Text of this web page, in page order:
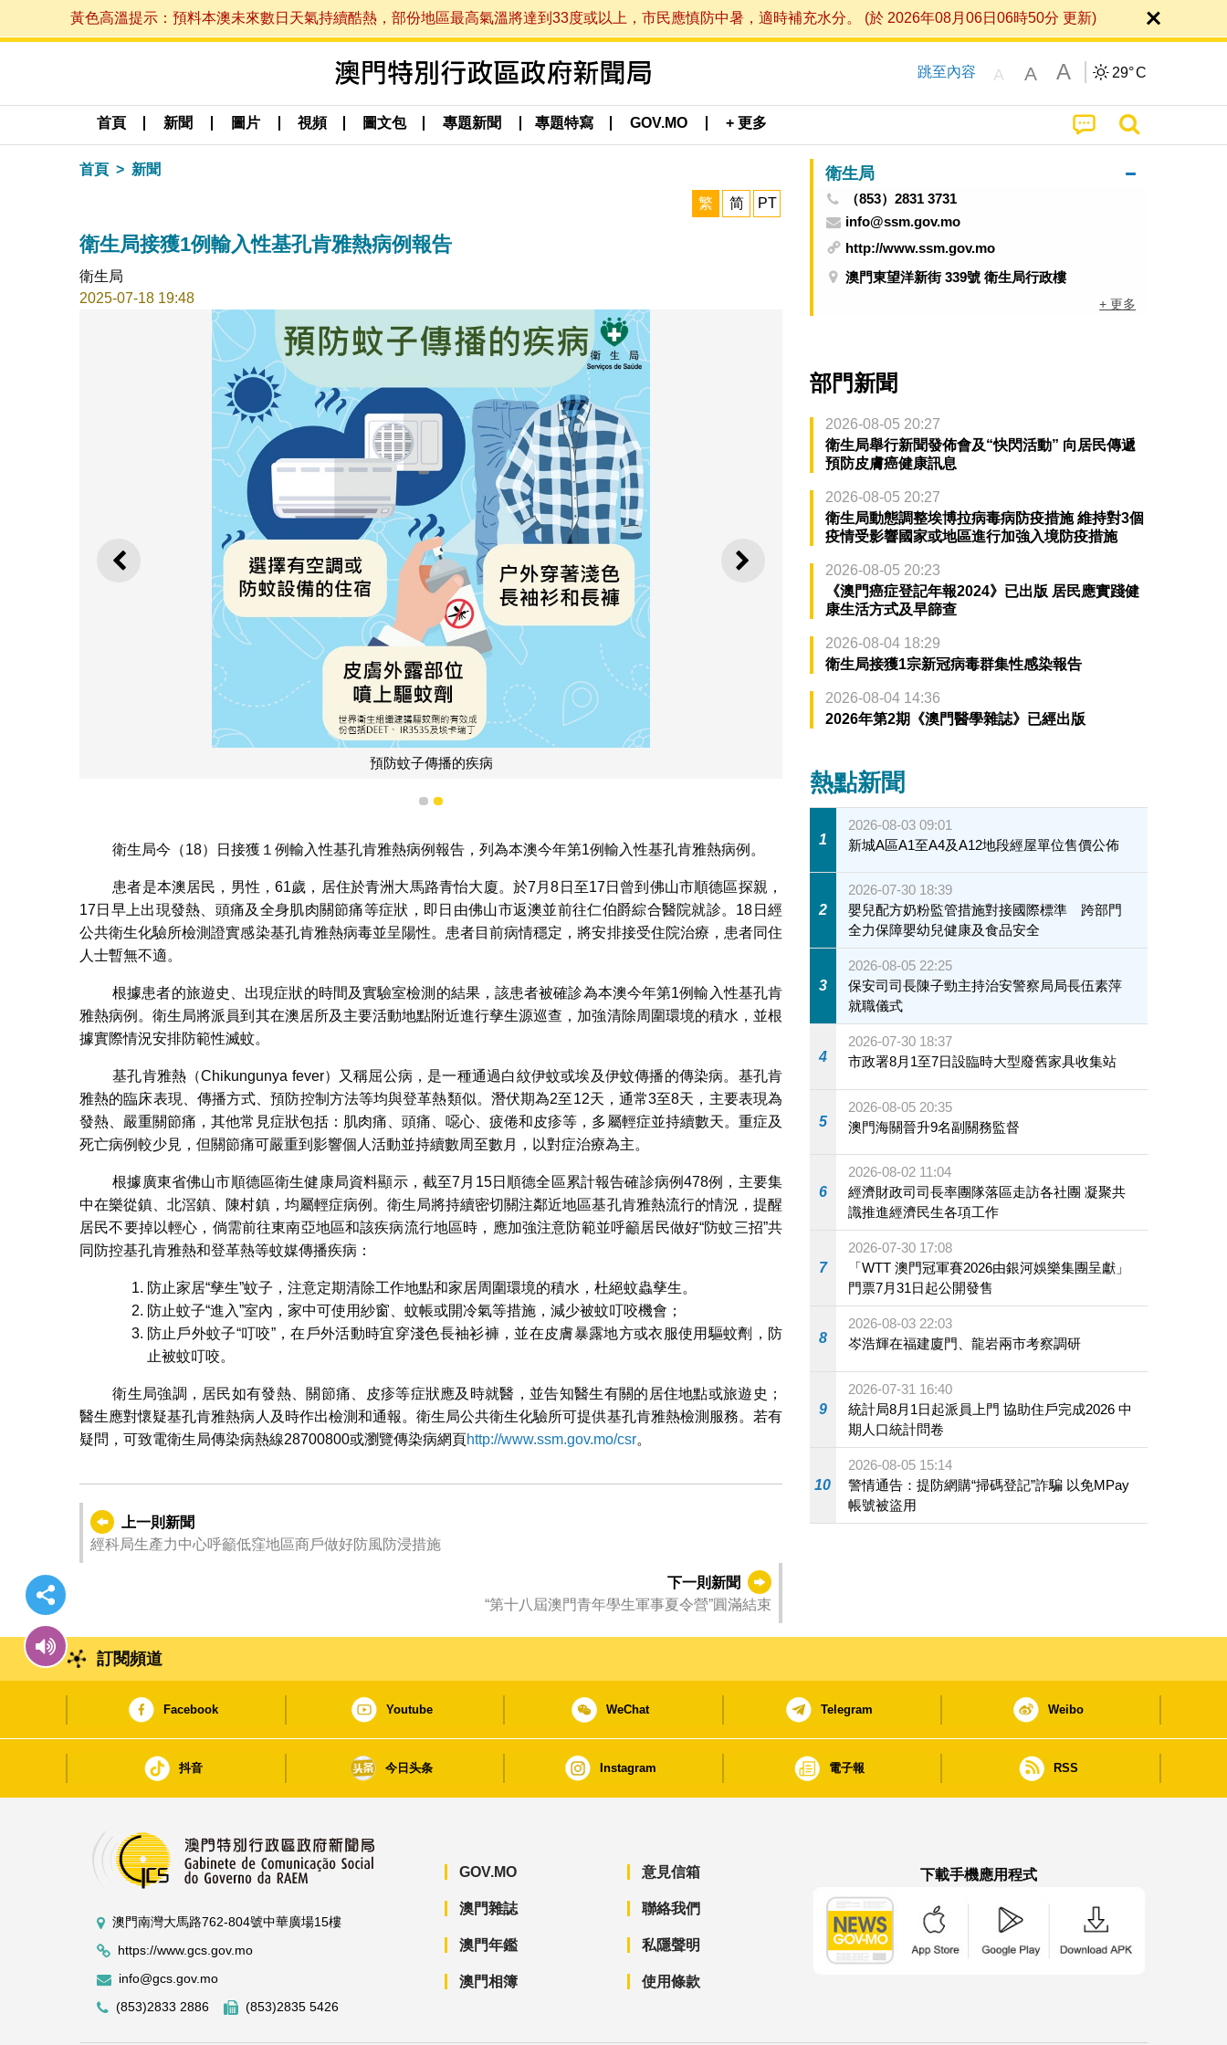
黃色高溫提示：預料本澳未來數日天氣持續酷熱，部份地區最高氣溫將達到33度或以上，市民應慎防中暑，適時補充水分。 (於 2026年08月06日06時50分 更新)
跳至內容 A A A 29°C
首頁 新聞 圖片 視頻 圖文包 專題新聞 專題特寫 GOV.MO + 更多
首頁 新聞
繁 简 PT
衛生局接獲1例輸入性基孔肯雅熱病例報告
衛生局
2025-07-18 19:48
上一則 下一則
預防蚊子傳播的疾病
1 2
衛生局今（18）日接獲１例輸入性基孔肯雅熱病例報告，列為本澳今年第1例輸入性基孔肯雅熱病例。
患者是本澳居民，男性，61歲，居住於青洲大馬路青怡大廈。於7月8日至17日曾到佛山市順德區探親，
17日早上出現發熱、頭痛及全身肌肉關節痛等症狀，即日由佛山市返澳並前往仁伯爵綜合醫院就診。18日經
公共衛生化驗所檢測證實感染基孔肯雅熱病毒並呈陽性。患者目前病情穩定，將安排接受住院治療，患者同住
人士暫無不適。
根據患者的旅遊史、出現症狀的時間及實驗室檢測的結果，該患者被確診為本澳今年第1例輸入性基孔肯
雅熱病例。衛生局將派員到其在澳居所及主要活動地點附近進行孳生源巡查，加強清除周圍環境的積水，並根
據實際情況安排防範性滅蚊。
基孔肯雅熱（Chikungunya fever）又稱屈公病，是一種通過白紋伊蚊或埃及伊蚊傳播的傳染病。基孔肯
雅熱的臨床表現、傳播方式、預防控制方法等均與登革熱類似。潛伏期為2至12天，通常3至8天，主要表現為
發熱、嚴重關節痛，其他常見症狀包括：肌肉痛、頭痛、噁心、疲倦和皮疹等，多屬輕症並持續數天。重症及
死亡病例較少見，但關節痛可嚴重到影響個人活動並持續數周至數月，以對症治療為主。
根據廣東省佛山市順德區衛生健康局資料顯示，截至7月15日順德全區累計報告確診病例478例，主要集
中在樂從鎮、北滘鎮、陳村鎮，均屬輕症病例。衛生局將持續密切關注鄰近地區基孔肯雅熱流行的情況，提醒
居民不要掉以輕心，倘需前往東南亞地區和該疾病流行地區時，應加強注意防範並呼籲居民做好“防蚊三招”共
同防控基孔肯雅熱和登革熱等蚊媒傳播疾病：
防止家居“孳生”蚊子，注意定期清除工作地點和家居周圍環境的積水，杜絕蚊蟲孳生。
防止蚊子“進入”室內，家中可使用紗窗、蚊帳或開冷氣等措施，減少被蚊叮咬機會；
防止戶外蚊子“叮咬”，在戶外活動時宜穿淺色長袖衫褲，並在皮膚暴露地方或衣服使用驅蚊劑，防
止被蚊叮咬。
衛生局強調，居民如有發熱、關節痛、皮疹等症狀應及時就醫，並告知醫生有關的居住地點或旅遊史；
醫生應對懷疑基孔肯雅熱病人及時作出檢測和通報。衛生局公共衛生化驗所可提供基孔肯雅熱檢測服務。若有
疑問，可致電衛生局傳染病熱線28700800或瀏覽傳染病網頁http://www.ssm.gov.mo/csr。
上一則新聞
經科局生產力中心呼籲低窪地區商戶做好防風防浸措施
下一則新聞
“第十八屆澳門青年學生軍事夏令營”圓滿結束
衛生局
（853）2831 3731
info@ssm.gov.mo
http://www.ssm.gov.mo
澳門東望洋新街 339號 衛生局行政樓
+ 更多
部門新聞
2026-08-05 20:27
衛生局舉行新聞發佈會及“快閃活動” 向居民傳遞
預防皮膚癌健康訊息
2026-08-05 20:27
衛生局動態調整埃博拉病毒病防疫措施 維持對3個
疫情受影響國家或地區進行加強入境防疫措施
2026-08-05 20:23
《澳門癌症登記年報2024》已出版 居民應實踐健
康生活方式及早篩查
2026-08-04 18:29
衛生局接獲1宗新冠病毒群集性感染報告
2026-08-04 14:36
2026年第2期《澳門醫學雜誌》已經出版
熱點新聞
1
2026-08-03 09:01
新城A區A1至A4及A12地段經屋單位售價公佈
2
2026-07-30 18:39
嬰兒配方奶粉監管措施對接國際標準 跨部門
全力保障嬰幼兒健康及食品安全
3
2026-08-05 22:25
保安司司長陳子勁主持治安警察局局長伍素萍
就職儀式
4
2026-07-30 18:37
市政署8月1至7日設臨時大型廢舊家具收集站
5
2026-08-05 20:35
澳門海關晉升9名副關務監督
6
2026-08-02 11:04
經濟財政司司長率團隊落區走訪各社團 凝聚共
識推進經濟民生各項工作
7
2026-07-30 17:08
「WTT 澳門冠軍賽2026由銀河娛樂集團呈獻」
門票7月31日起公開發售
8
2026-08-03 22:03
岑浩輝在福建廈門、龍岩兩市考察調研
9
2026-07-31 16:40
統計局8月1日起派員上門 協助住戶完成2026 中
期人口統計問卷
10
2026-08-05 15:14
警情通告：提防網購“掃碼登記”詐騙 以免MPay
帳號被盜用
訂閱頻道
Facebook Youtube WeChat Telegram Weibo
抖音 今日头条 Instagram 電子報 RSS
澳門南灣大馬路762-804號中華廣場15樓
https://www.gcs.gov.mo
info@gcs.gov.mo
(853)2833 2886
(853)2835 5426
GOV.MO
澳門雜誌
澳門年鑑
澳門相簿
意見信箱
聯絡我們
私隱聲明
使用條款
下載手機應用程式